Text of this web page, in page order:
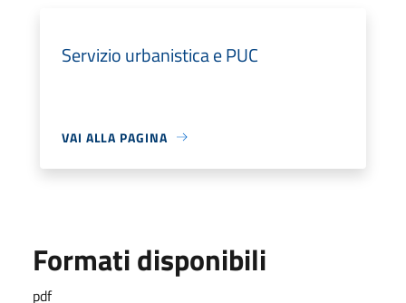
Servizio urbanistica e PUC
VAI ALLA PAGINA
Formati disponibili
pdf